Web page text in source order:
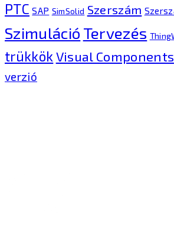
PTC SAP SimSolid Szerszám
Szimuláció Tervezés
trükkök Visual Components
verzió